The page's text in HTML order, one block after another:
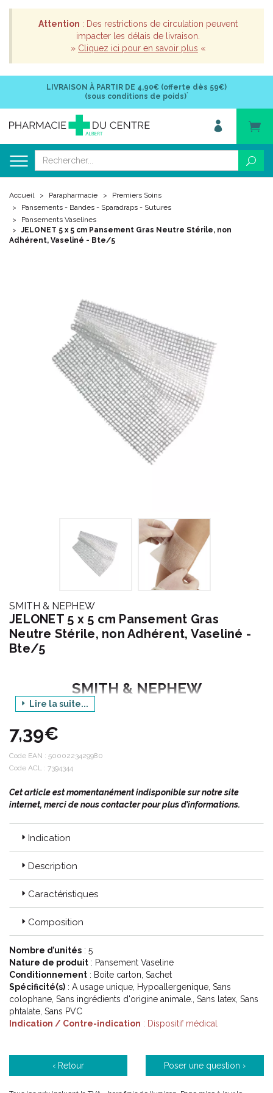
Attention : Des restrictions de circulation peuvent
impacter les délais de livraison.
» Cliquez ici pour en savoir plus «
LIVRAISON À PARTIR DE 4,90€ (offerte dès 59€)
(sous conditions de poids)*
Accueil Parapharmacie
Premiers Soins
Pansements - Bandes - Sparadraps - Sutures
Pansements Vaselines
JELONET 5 x 5 cm Pansement Gras Neutre Stérile, non
Adhérent, Vaseliné - Bte/5
SMITH & NEPHEW
JELONET 5 x 5 cm Pansement Gras
Neutre Stérile, non Adhérent, Vaseliné -
Bte/5
SMITH & NEPHEW
Le groupe Smith & Nephew représente plus de 16 000
collaborateurs répartis dans plus de 100 pays.
clients de Smith & Nephew, déterminer et atteindre des objectifs
et des normes claires pour nous-mêmes. Performer, c’ est
bénéfices socio-économiques quantifiables.
INNOVATION :
dans tout ce que nous faisons. Innover, c’ est être pionnier dans
barrières et développer des opportunités.
CONFIANCE :Smith & Nephew a à cœur d’ établir des relations
étroites et de longue durée avec ses clients, ses collègues et
dans les communautés où ils sont actifs, parce que Smith &
Nephew sait qu' il doit gagner leur confiance.
Lire la suite...
7,39€
Code EAN : 5000223429980
Code ACL : 7394344
Cet article est momentanément indisponible sur notre site
internet, merci de nous contacter pour plus d’informations.
Indication
Description
Caractéristiques
Composition
Nombre d’unités : 5
Nature de produit : Pansement Vaseline
Conditionnement : Boite carton, Sachet
Spécificité(s) : A usage unique, Hypoallergenique, Sans
colophane, Sans ingrédients d'origine animale., Sans latex, Sans
phtalate, Sans PVC
Indication / Contre-indication : Dispositif médical
‹ Retour Poser une question ›